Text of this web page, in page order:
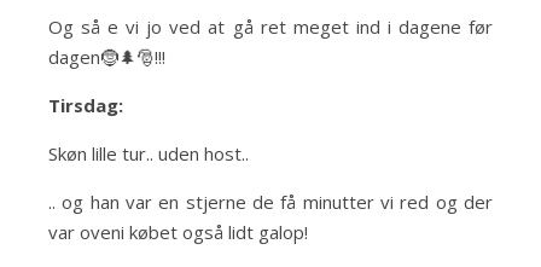
Og så e vi jo ved at gå ret meget ind i dagene før
dagen🤶🌲🎅!!!
Tirsdag:
Skøn lille tur.. uden host..
.. og han var en stjerne de få minutter vi red og der
var oveni købet også lidt galop!